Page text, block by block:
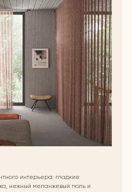
интерьера: гладкие
нежный меланжевый тюль и